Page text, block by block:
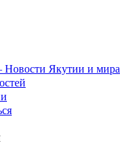
Новости Якутии и мира